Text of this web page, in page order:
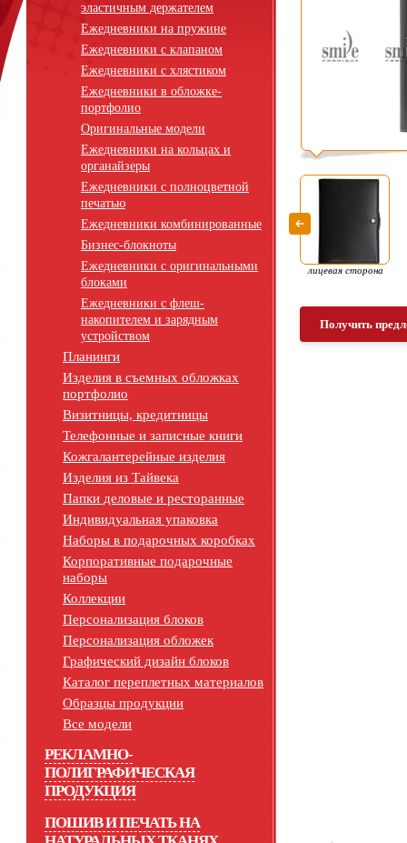
эластичным держателем
Ежедневники на пружине
Ежедневники с клапаном
Ежедневники с хлястиком
Ежедневники в обложке-
портфолио
Оригинальные модели
Ежедневники на кольцах и
органайзеры
Ежедневники с полноцветной
печатью
Ежедневники комбинированные
Бизнес-блокноты
Ежедневники с оригинальными
блоками
Ежедневники с флеш-
накопителем и зарядным
устройством
Планинги
Изделия в съемных обложках
портфолио
Визитницы, кредитницы
Телефонные и записные книги
Кожгалантерейные изделия
Изделия из Тайвека
Папки деловые и ресторанные
Индивидуальная упаковка
Наборы в подарочных коробках
Корпоративные подарочные
наборы
Коллекции
Персонализация блоков
Персонализация обложек
Графический дизайн блоков
Каталог переплетных материалов
Образцы продукции
Все модели
РЕКЛАМНО-
ПОЛИГРАФИЧЕСКАЯ
ПРОДУКЦИЯ
ПОШИВ И ПЕЧАТЬ НА
лицевая сторона
Получить